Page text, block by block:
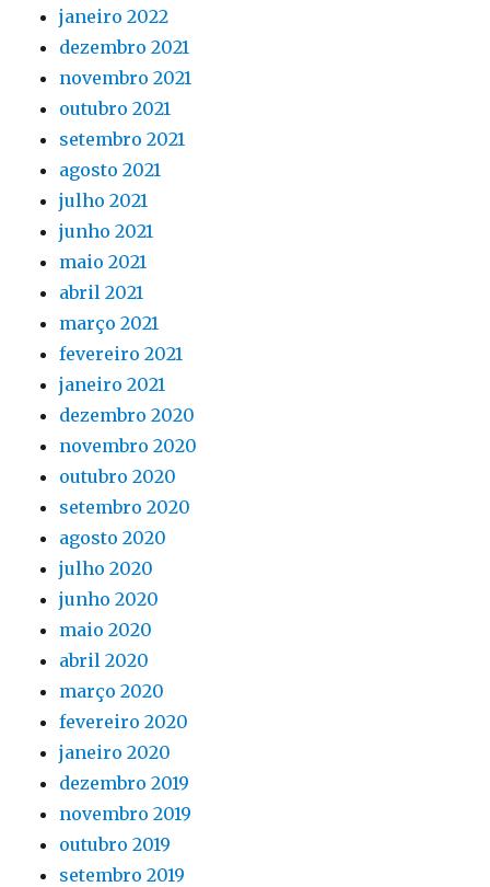
janeiro 2022
dezembro 2021
novembro 2021
outubro 2021
setembro 2021
agosto 2021
julho 2021
junho 2021
maio 2021
abril 2021
março 2021
fevereiro 2021
janeiro 2021
dezembro 2020
novembro 2020
outubro 2020
setembro 2020
agosto 2020
julho 2020
junho 2020
maio 2020
abril 2020
março 2020
fevereiro 2020
janeiro 2020
dezembro 2019
novembro 2019
outubro 2019
setembro 2019